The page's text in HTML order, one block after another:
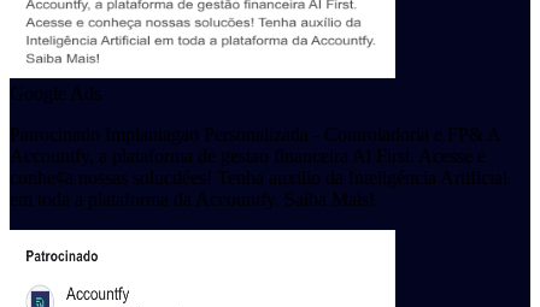
Google Ads
Patrocinado Implantagao Personalizada - Controladoria e FP& A
Accountfy, a plataforma de gestao financeira Al First. Acesse e
conhe¢a nossas solucdées! Tenha auxilio da Inteligéncia Artificial
em toda a plataforma da Accountfy. Saiba Mais!